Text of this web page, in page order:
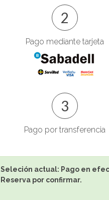
2
Pago mediante tarjeta
3
Pago por transferencia
Seleción actual: Pago en
Reserva por confirmar.